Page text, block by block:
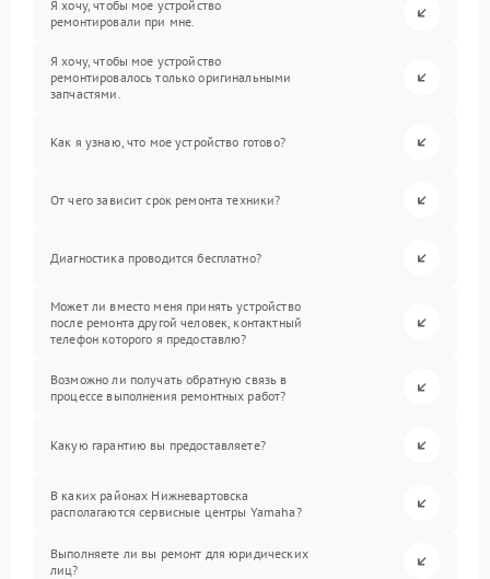
Я хочу, чтобы мое устройство
ремонтировали при мне.
Я хочу, чтобы мое устройство
ремонтировалось только оригинальными
запчастями.
Как я узнаю, что мое устройство готово?
От чего зависит срок ремонта техники?
Диагностика проводится бесплатно?
Может ли вместо меня принять устройство
после ремонта другой человек, контактный
телефон которого я предоставлю?
Возможно ли получать обратную связь в
процессе выполнения ремонтных работ?
Какую гарантию вы предоставляете?
В каких районах Нижневартовска
располагаются сервисные центры Yamaha?
Выполняете ли вы ремонт для юридических
лиц?